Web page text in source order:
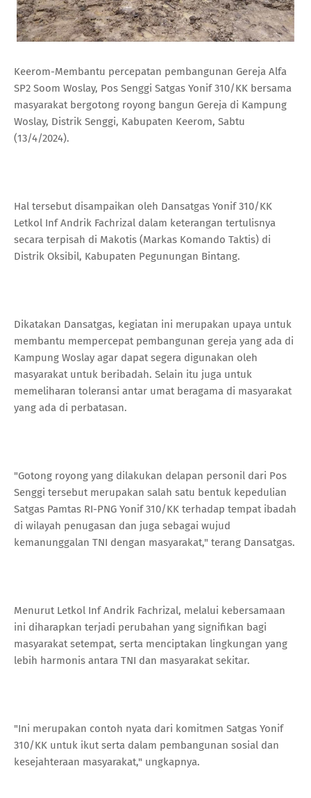
Keerom-Membantu percepatan pembangunan Gereja Alfa
SP2 Soom Woslay, Pos Senggi Satgas Yonif 310/KK bersama
masyarakat bergotong royong bangun Gereja di Kampung
Woslay, Distrik Senggi, Kabupaten Keerom, Sabtu
(13/4/2024).
Hal tersebut disampaikan oleh Dansatgas Yonif 310/KK
Letkol Inf Andrik Fachrizal dalam keterangan tertulisnya
secara terpisah di Makotis (Markas Komando Taktis) di
Distrik Oksibil, Kabupaten Pegunungan Bintang.
Dikatakan Dansatgas, kegiatan ini merupakan upaya untuk
membantu mempercepat pembangunan gereja yang ada di
Kampung Woslay agar dapat segera digunakan oleh
masyarakat untuk beribadah. Selain itu juga untuk
memeliharan toleransi antar umat beragama di masyarakat
yang ada di perbatasan.
"Gotong royong yang dilakukan delapan personil dari Pos
Senggi tersebut merupakan salah satu bentuk kepedulian
Satgas Pamtas RI-PNG Yonif 310/KK terhadap tempat ibadah
di wilayah penugasan dan juga sebagai wujud
kemanunggalan TNI dengan masyarakat," terang Dansatgas.
Menurut Letkol Inf Andrik Fachrizal, melalui kebersamaan
ini diharapkan terjadi perubahan yang signifikan bagi
masyarakat setempat, serta menciptakan lingkungan yang
lebih harmonis antara TNI dan masyarakat sekitar.
"Ini merupakan contoh nyata dari komitmen Satgas Yonif
310/KK untuk ikut serta dalam pembangunan sosial dan
kesejahteraan masyarakat," ungkapnya.